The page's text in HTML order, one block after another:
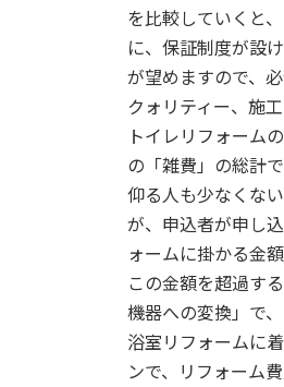
を比較していくと
に、保証制度が設
が望めますので、
クォリティー、施
トイレリフォーム
の「雑費」の総計
仰る人も少なくな
が、申込者が申し
ォームに掛かる金
この金額を超過す
機器への変換」で
浴室リフォームに
ンで、リフォーム